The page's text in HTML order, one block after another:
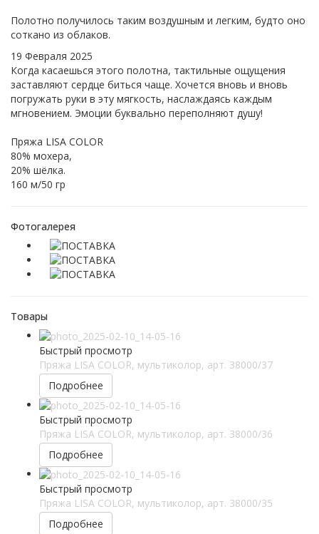
Полотно получилось таким воздушным и легким, будто оно
соткано из облаков.
19 Февраля 2025
Когда касаешься этого полотна, тактильные ощущения
заставляют сердце биться чаще. Хочется вновь и вновь
погружать руки в эту мягкость, наслаждаясь каждым
мгновением. Эмоции буквально переполняют душу!
Пряжа LISA COLOR
80% мохера,
20% шёлка.
160 м/50 гр
Фотогалерея
Товары
Быстрый просмотр
Пряжа LISA COLOR, мультиколор, арт. 38000/37
Подробнее
Быстрый просмотр
Пряжа LISA COLOR, мультиколор, арт. 38000/36
Подробнее
Быстрый просмотр
Пряжа LISA COLOR, мультиколор, арт. 38000/35
Подробнее